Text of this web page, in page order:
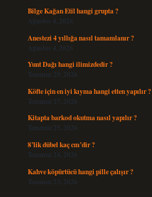
Bilge Kağan Etil hangi grupta ?
Ağustos 4, 2026
Anestezi 4 yıllığa nasıl tamamlanır ?
Ağustos 4, 2026
Yunt Dağı hangi ilimizdedir ?
Temmuz 29, 2026
Köfte için en iyi kıyma hangi etten yapılır ?
Temmuz 27, 2026
Kitapta barkod okutma nasıl yapılır ?
Temmuz 25, 2026
8’lik dübel kaç cm’dir ?
Temmuz 24, 2026
Kahve köpürtücü hangi pille çalışır ?
Temmuz 23, 2026